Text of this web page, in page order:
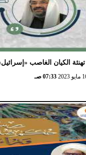
الكيان الغاصب
07:33 صـ